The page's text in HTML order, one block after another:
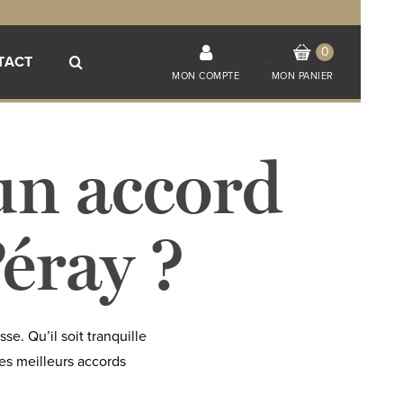
MON COMPTE
0
MON PANIER
accord
?
Qu’il soit tranquille
meilleurs accords